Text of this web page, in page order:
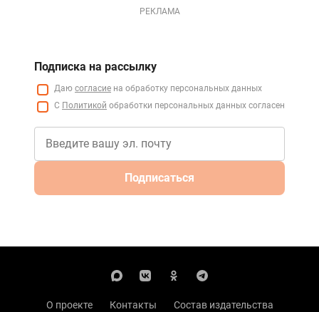
РЕКЛАМА
Подписка на рассылку
Даю согласие на обработку персональных данных
С Политикой обработки персональных данных согласен
Подписаться
О проекте Контакты
Состав издательства